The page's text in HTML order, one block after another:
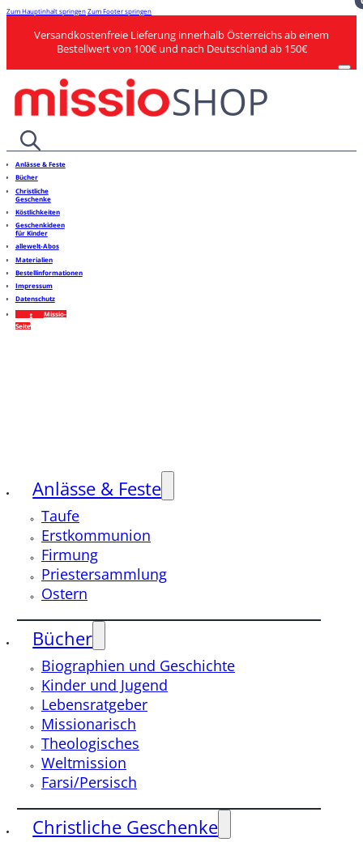
Zum Hauptinhalt springenZum Footer springen
Versandkostenfreie Lieferung innerhalb Österreichs ab einem
Bestellwert von 100€ und nach Deutschland ab 150€
Anlässe & Feste
Bücher
Christliche
Geschenke
Köstlichkeiten
Geschenkideen
für Kinder
allewelt-Abos
Materialien
Bestellinformationen
Impressum
Datenschutz
Missio-
Seite
Anlässe & Feste
Taufe
Erstkommunion
Firmung
Priestersammlung
Ostern
Bücher
Biographien und Geschichte
Kinder und Jugend
Lebensratgeber
Missionarisch
Theologisches
Weltmission
Farsi/Persisch
Christliche Geschenke